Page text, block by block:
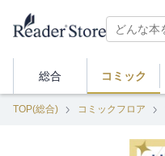
総合 コミック
TOP(総合) コミックフロア